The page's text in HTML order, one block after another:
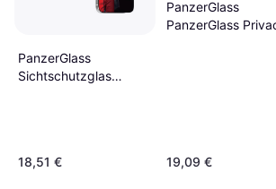
PanzerGlass
Sichtschutzglas
18,51 €
PanzerGlass
PanzerGlass
19,09 €